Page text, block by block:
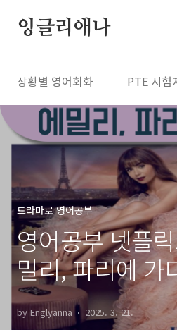
잉글리애나
상황별 영어회화 PTE 시험
드라마로 영어공부
영어공부 넷플
밀리, 파리에
Paris)
by Englyanna 2025. 3. 21.